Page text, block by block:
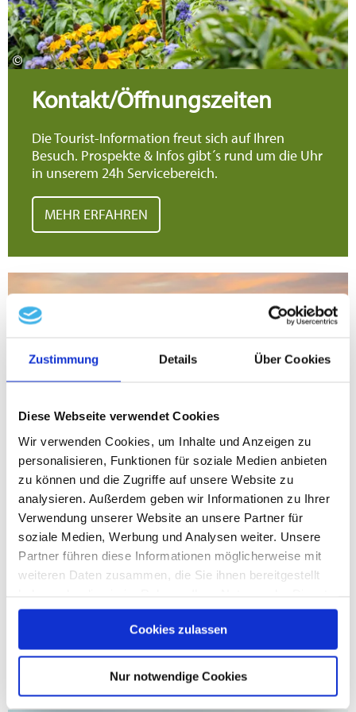
Zustimmung Details Über Cookies
Diese Webseite verwendet Cookies
Wir verwenden Cookies, um Inhalte und Anzeigen zu
personalisieren, Funktionen für soziale Medien anbieten
zu können und die Zugriffe auf unsere Website zu
analysieren. Außerdem geben wir Informationen zu Ihrer
Verwendung unserer Website an unsere Partner für
soziale Medien, Werbung und Analysen weiter. Unsere
Partner führen diese Informationen möglicherweise mit
weiteren Daten zusammen, die Sie ihnen bereitgestellt
gesammelt haben.
Cookies zulassen
Nur notwendige Cookies
kaufen ↗
1 Woche 50 €
2 Wochen 70 €
1 Monat 95 €
zuzüglich 4,- € Ausstellungsgebühr
- 50 % Ermäßigung für Schwerbeschädigte
ab 60% und Jugendliche unter 18 Jahren
- Ermäßigung auf Saisonkarten für
Mitglieder von örtlichen Fischereivereinen
Angeln an Alz und
im Luginger See:
bei den genannten Ausgabestellen wegen
den Bereichen und Öffnungszeiten. Alle
Angaben sind ohne Gewähr.
Alzbrücke Seebruck bis Flusskilometer 1,78
Pächter: Fischerverein Unterhochstätt
Fischereierlaubnisscheine: www.fvu-
chiemsee.de/gewaesser/ausgabestellen
Untere & Obere Alz
Bereich Obere Alz:ca. 1,8 km ab der
Alzbrücke Seebruck bis nach den Bifuß-
©
Kontakt/Öffnungszeiten
Die Tourist-Information freut sich auf Ihren
Besuch. Prospekte & Infos gibt´s rund um die Uhr
in unserem 24h Servicebereich.
MEHR ERFAHREN
©
Wetter & Webcam
Wie wird das Wetter am Chiemsee? Hier finden
Wetterstation und Webcambilder.
MEHR ERFAHREN